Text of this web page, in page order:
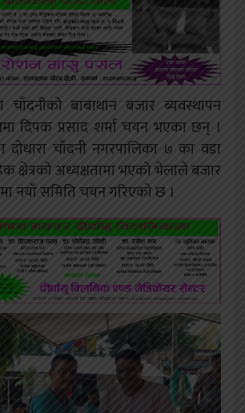
चाँदनीको बाबाथान बजार ब्यवस्थापन
दिपक प्रसाद शर्मा चयन भएका छन् ।
दोधारा चाँदनी नगरपालिका ७ का वडा
क्षेत्रको अध्यक्षतामा भएको भेलाले बजार
नयाँ समिति चयन गरिएको छ ।